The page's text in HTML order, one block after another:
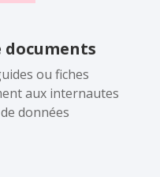
documents
ou fiches
aux internautes
données